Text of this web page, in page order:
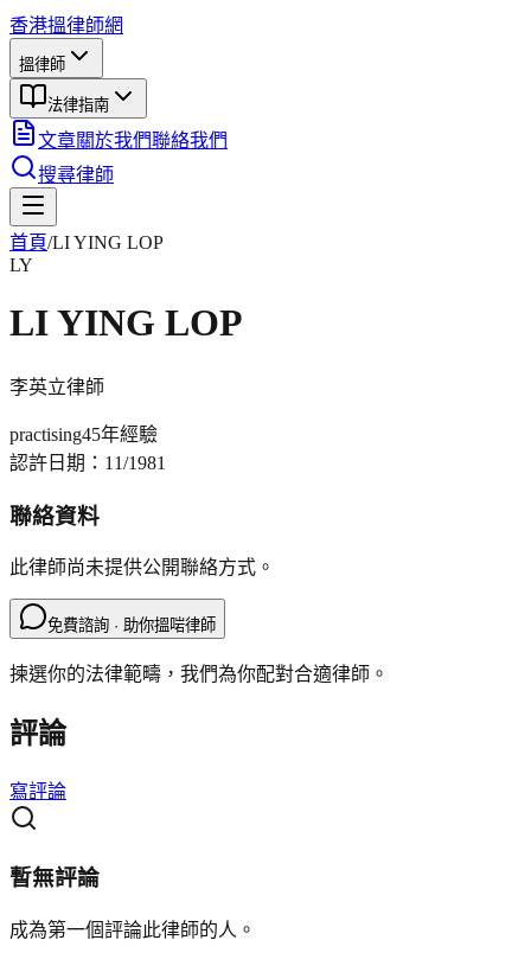
香港搵律師網
搵律師
法律指南
文章關於我們聯絡我們
搜尋律師
首頁/LI YING LOP
LY
LI YING LOP
李英立律師
practising45年經驗
認許日期： 11/1981
聯絡資料
此律師尚未提供公開聯絡方式。
免費諮詢 · 助你搵啱律師
揀選你的法律範疇，我們為你配對合適律師。
評論
寫評論
暫無評論
成為第一個評論此律師的人。